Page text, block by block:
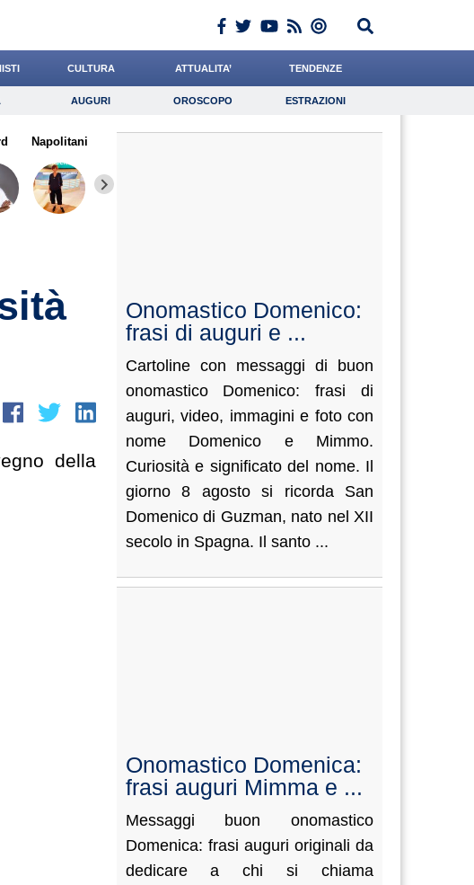
CULTURA ATTUALITA’ TENDENZE
Auguri Oroscopo Estrazioni
Giornalista
AUGURI OROSCOPO ESTRAZIONI
Napolitani
della
Onomastico Domenico:
frasi di auguri e ...
Cartoline con messaggi di buon
onomastico Domenico: frasi di
auguri, video, immagini e foto con
nome Domenico e Mimmo.
Curiosità e significato del nome. Il
giorno 8 agosto si ricorda San
Domenico di Guzman, nato nel XII
secolo in Spagna. Il santo ...
Onomastico Domenica:
frasi auguri Mimma e ...
Messaggi buon onomastico
Domenica: frasi auguri originali da
dedicare a chi si chiama